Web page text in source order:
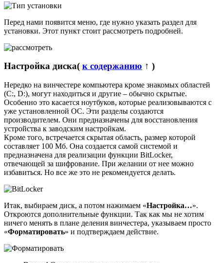
Перед нами появится меню, где нужно указать раздел для
установки. Этот пункт стоит рассмотреть подробней.
Настройка диска( к содержанию ↑ )
Нередко на винчестере компьютера кроме знакомых областей
(C:, D:), могут находиться и другие – обычно скрытые.
Особенно это касается ноутбуков, которые реализовываются с
уже установленной ОС. Эти разделы создаются
производителем. Они предназначены для восстановления
устройства к заводским настройкам.
Кроме того, встречается скрытая область, размер которой
составляет 100 Мб. Она создается самой системой и
предназначена для реализации функции BitLocker,
отвечающей за шифрование. При желании от нее можно
избавиться. Но все же это не рекомендуется делать.
Итак, выбираем диск, а потом нажимаем «Настройка…».
Откроются дополнительные функции. Так как мы не хотим
ничего менять в плане деления винчестера, указываем просто
«Форматировать» и подтверждаем действие.